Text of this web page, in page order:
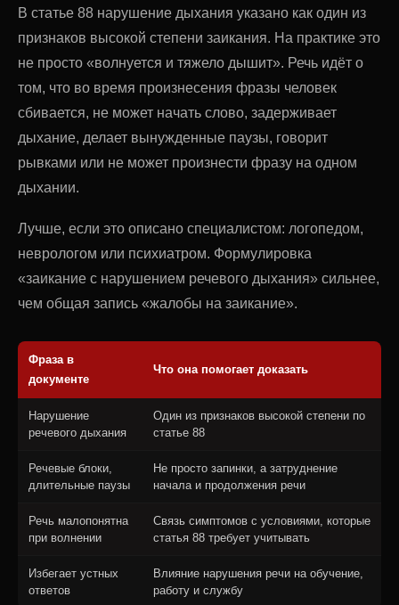
В статье 88 нарушение дыхания указано как один из
признаков высокой степени заикания. На практике это
не просто «волнуется и тяжело дышит». Речь идёт о
том, что во время произнесения фразы человек
сбивается, не может начать слово, задерживает
дыхание, делает вынужденные паузы, говорит
рывками или не может произнести фразу на одном
дыхании.
Лучше, если это описано специалистом: логопедом,
неврологом или психиатром. Формулировка
«заикание с нарушением речевого дыхания» сильнее,
чем общая запись «жалобы на заикание».
Фраза в
документе
Что она помогает доказать
Нарушение
речевого дыхания
Один из признаков высокой степени по
статье 88
Речевые блоки,
длительные паузы
Не просто запинки, а затруднение
начала и продолжения речи
Речь малопонятна
при волнении
Связь симптомов с условиями, которые
статья 88 требует учитывать
Избегает устных
ответов
Влияние нарушения речи на обучение,
работу и службу